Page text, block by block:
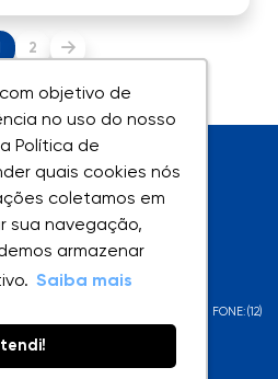
objetivo de
no uso do nosso
Política de
quais cookies nós
coletamos em
sua navegação,
armazenar
Saiba mais
objetivo de
no uso do nosso
Política de
quais cookies nós
coletamos em
sua navegação,
armazenar
Saiba mais
2
os direitos reservados
- SÃO JOSÉ DOS CAMPOS - SP - FONE:(12)
3947-1000